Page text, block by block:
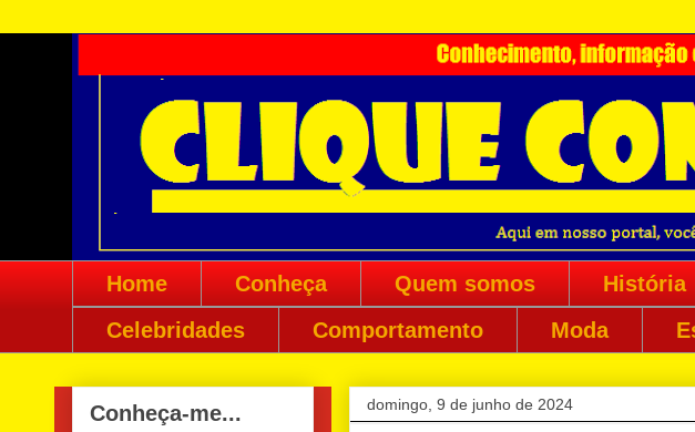
Home Conheça Quem somos História
Celebridades
Comportamento Moda
domingo, 9 de junho de 2024
Conheça-me...